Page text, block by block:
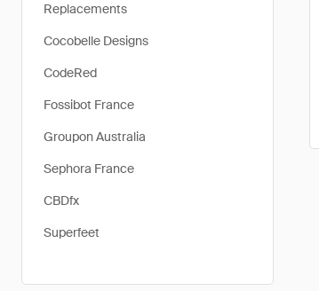
Replacements
Cocobelle Designs
CodeRed
Fossibot France
Groupon Australia
Sephora France
CBDfx
Superfeet